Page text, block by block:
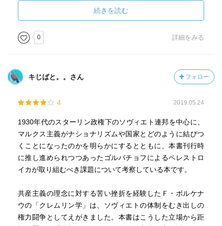
続きを読む
0 詳細をみる
キじばと。。さん フォロー
4 2019.05.24
1930年代のスターリン政権下のソヴィエト連邦を中心に、
マルクス主義がナショナリズムや国家とどのように結びつ
くことになったのかを明らかにするとともに、本書刊行時
に推し進められつつあったゴルバチョフによるペレストロ
イカが取り組むべき課題について考察している本です。
共産主義の理念に対する苦い挫折を経験したＦ・ボルケナ
ウの「クレムリン学」は、ソヴィエトの体制をむき出しの
権力闘争としてえがきました。本書はこうした立場から距